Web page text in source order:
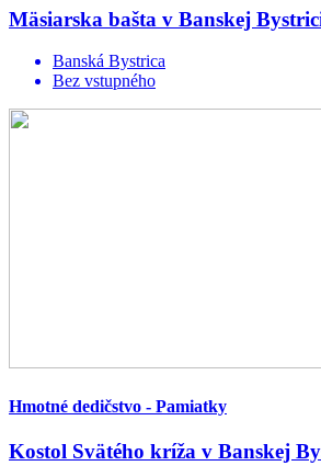
Mäsiarska bašta v Banskej
Banská Bystrica
Bez vstupného
Hmotné dedičstvo - Pamiatky
Kostol Svätého kríža v Banskej